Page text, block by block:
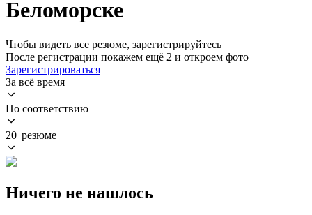
Беломорске
Чтобы видеть все резюме, зарегистрируйтесь
После регистрации покажем ещё 2 и откроем фото
Зарегистрироваться
За всё время
По соответствию
20 резюме
Ничего не нашлось